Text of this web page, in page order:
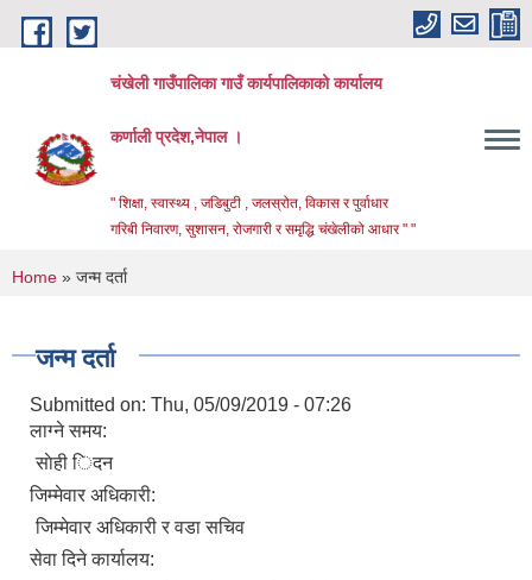
Skip to main content
चंखेली गाउँपालिका गाउँ कार्यपालिकाको कार्यालय
कर्णाली प्रदेश,नेपाल ।
" शिक्षा, स्वास्थ्य , जडिबुटी , जलस्रोत, विकास र पुर्वाधार
गरिबी निवारण, सुशासन, रोजगारी र समृद्धि चंखेलीको आधार " "
You are here
Home » जन्म दर्ता
जन्म दर्ता
Submitted on: Thu, 05/09/2019 - 07:26
लाग्ने समय:
साेही िदन
जिम्मेवार अधिकारी:
जिम्मेवार अधिकारी र वडा सचिव
सेवा दिने कार्यालय: